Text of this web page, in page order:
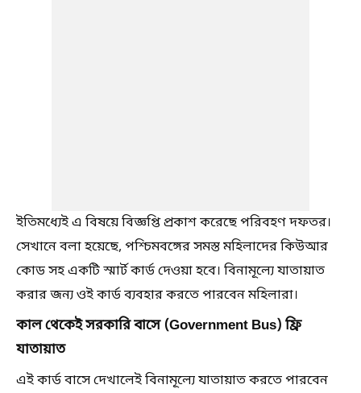
ইতিমধ্যেই এ বিষয়ে বিজ্ঞপ্তি প্রকাশ করেছে পরিবহণ দফতর।
সেখানে বলা হয়েছে, পশ্চিমবঙ্গের সমস্ত মহিলাদের কিউআর
কোড সহ একটি স্মার্ট কার্ড দেওয়া হবে। বিনামূল্যে যাতায়াত
করার জন্য ওই কার্ড ব্যবহার করতে পারবেন মহিলারা।
কাল থেকেই সরকারি বাসে (Government Bus) ফ্রি
যাতায়াত
এই কার্ড বাসে দেখালেই বিনামূল্যে যাতায়াত করতে পারবেন